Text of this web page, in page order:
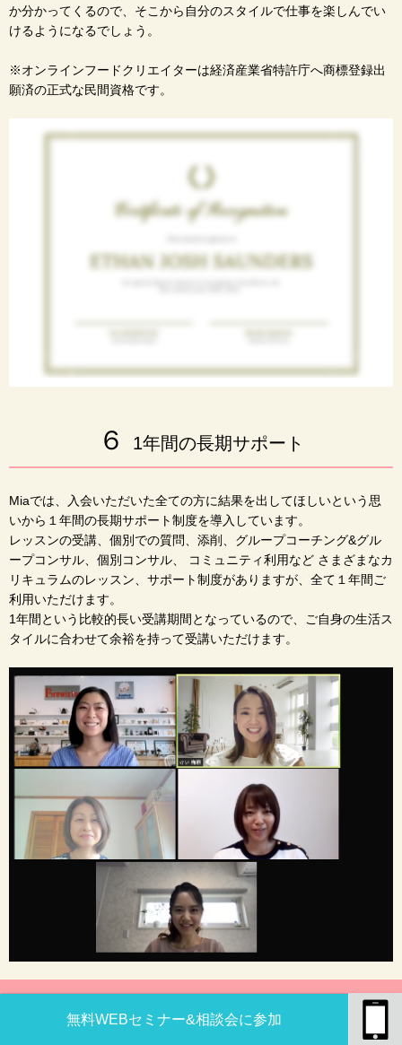
無料WEBセミナー&相談会に参加
か分かってくるので、そこから自分のスタイルで仕事を楽しんでい
けるようになるでしょう。
※オンラインフードクリエイターは経済産業省特許庁へ商標登録出
願済の正式な民間資格です。
６ 1年間の長期サポート
Miaでは、入会いただいた全ての方に結果を出してほしいという思
いから１年間の長期サポート制度を導入しています。
レッスンの受講、個別での質問、添削、グループコーチング&グル
ープコンサル、個別コンサル、 コミュニティ利用など さまざまなカ
リキュラムのレッスン、サポート制度がありますが、全て１年間ご
利用いただけます。
1年間という比較的長い受講期間となっているので、ご自身の生活ス
タイルに合わせて余裕を持って受講いただけます。
VOICE